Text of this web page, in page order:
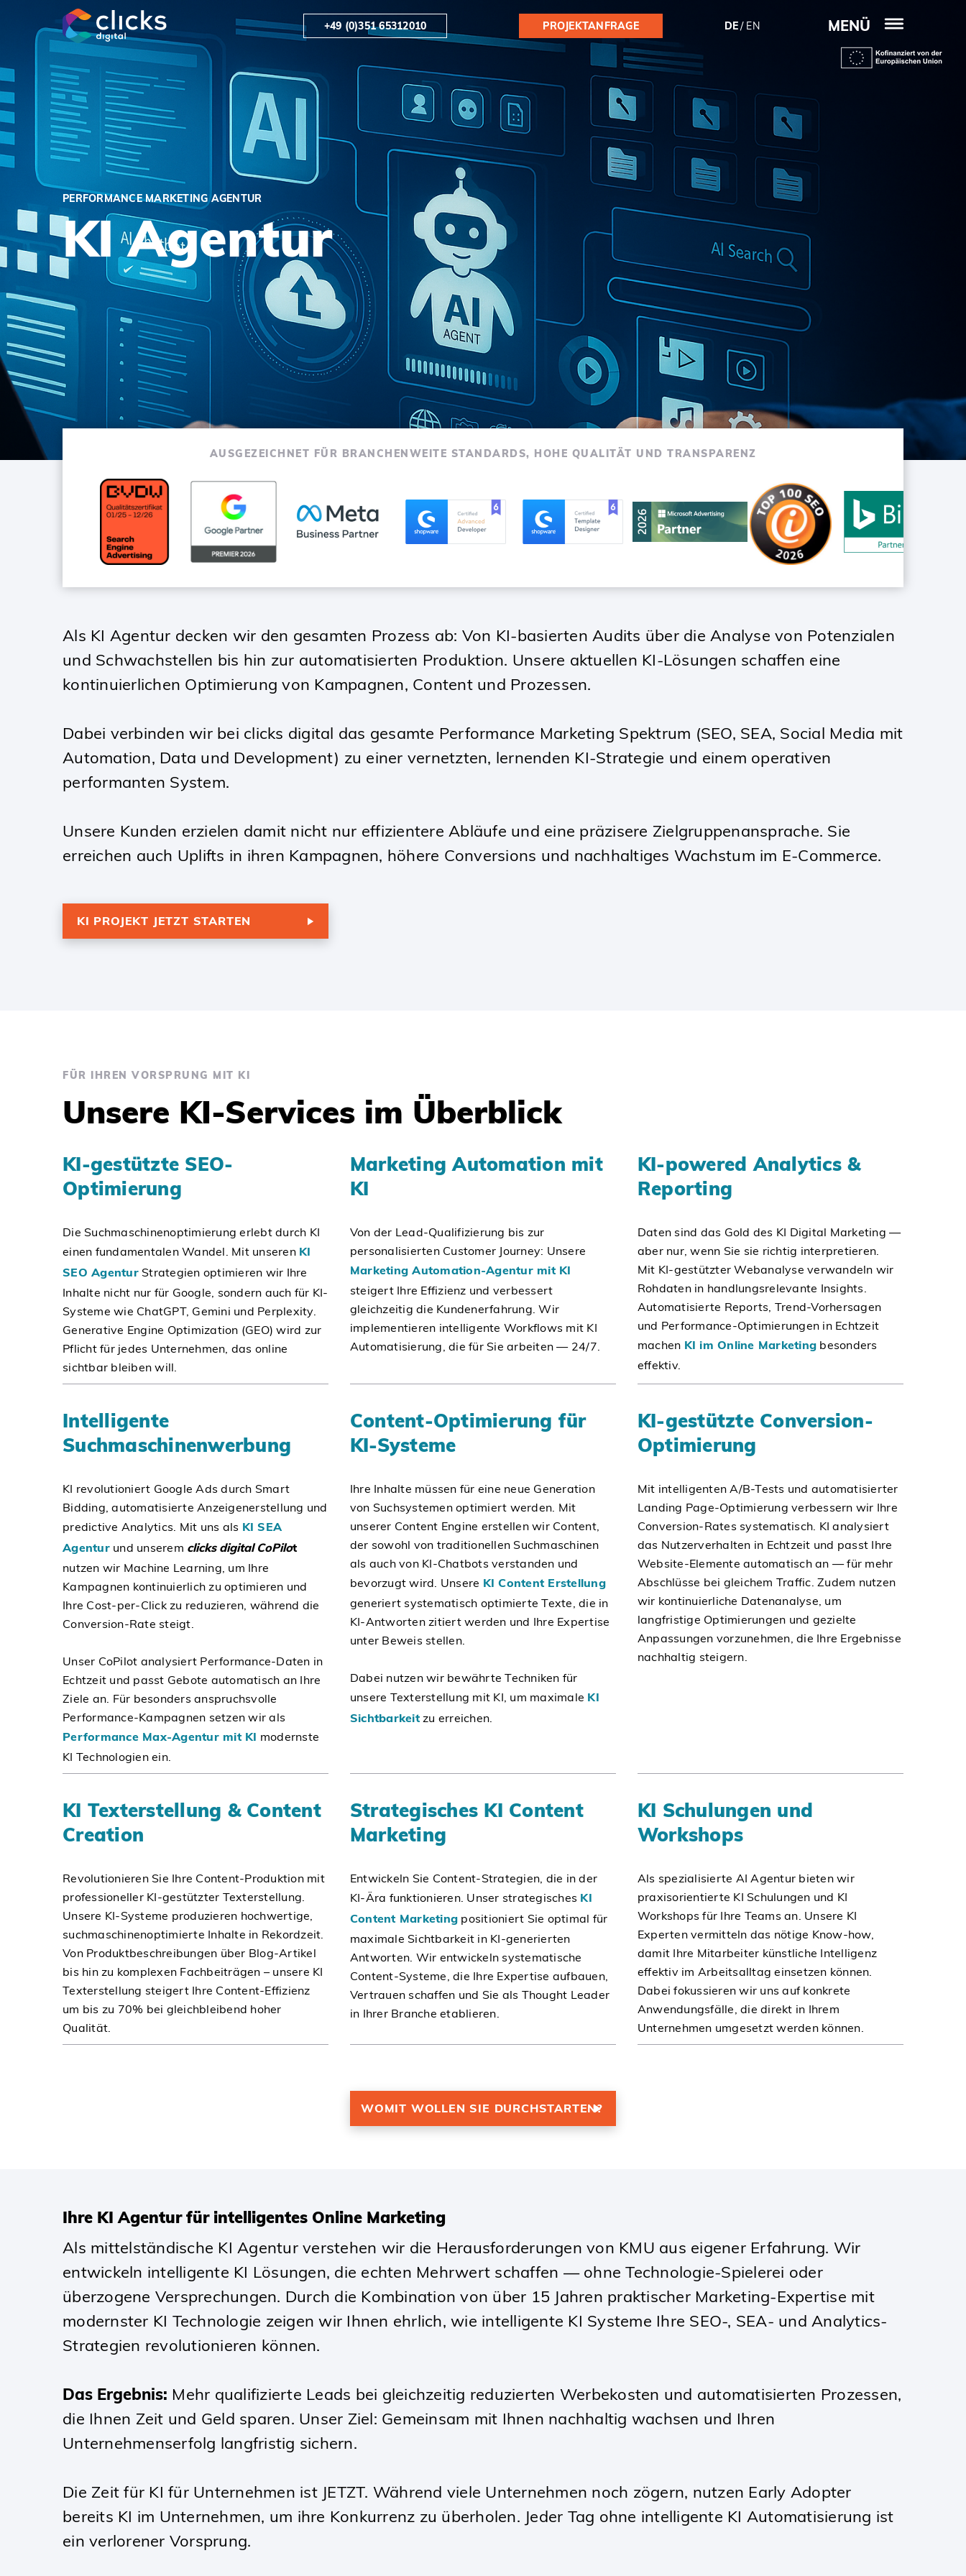
clicks digital
+49 (0)351 65312010 PROJEKTANFRAGE DE EN MENÜ
PERFORMANCE MARKETING AGENTUR
KI Agentur
AUSGEZEICHNET FÜR BRANCHENWEITE STANDARDS, HOHE QUALITÄT UND TRANSPARENZ
Als KI Agentur decken wir den gesamten Prozess ab: Von KI-basierten Audits über die Analyse von Potenzialen
und Schwachstellen bis hin zur automatisierten Produktion. Unsere aktuellen KI-Lösungen schaffen eine
kontinuierlichen Optimierung von Kampagnen, Content und Prozessen.
Dabei verbinden wir bei clicks digital das gesamte Performance Marketing Spektrum (SEO, SEA, Social Media mit
Automation, Data und Development) zu einer vernetzten, lernenden KI-Strategie und einem operativen
performanten System.
Unsere Kunden erzielen damit nicht nur effizientere Abläufe und eine präzisere Zielgruppenansprache. Sie
erreichen auch Uplifts in ihren Kampagnen, höhere Conversions und nachhaltiges Wachstum im E-Commerce.
KI PROJEKT JETZT STARTEN
FÜR IHREN VORSPRUNG MIT KI
Unsere KI-Services im Überblick
KI-gestützte SEO-
Optimierung
Die Suchmaschinenoptimierung erlebt durch KI
einen fundamentalen Wandel. Mit unseren KI
SEO AgenturStrategien optimieren wir Ihre
Inhalte nicht nur für Google, sondern auch für KI-
Systeme wie ChatGPT, Gemini und Perplexity.
Generative Engine Optimization (GEO) wird zur
Pflicht für jedes Unternehmen, das online
sichtbar bleiben will.
Marketing Automation mit
KI
Von der Lead-Qualifizierung bis zur
personalisierten Customer Journey: Unsere
Marketing Automation-Agentur mit KI
steigert Ihre Effizienz und verbessert
gleichzeitig die Kundenerfahrung. Wir
implementieren intelligente Workflows mit KI
Automatisierung, die für Sie arbeiten — 24/7.
KI-powered Analytics &
Reporting
Daten sind das Gold des KI Digital Marketing —
aber nur, wenn Sie sie richtig interpretieren.
Mit KI-gestützter Webanalyse verwandeln wir
Rohdaten in handlungsrelevante Insights.
Automatisierte Reports, Trend-Vorhersagen
und Performance-Optimierungen in Echtzeit
machen KI im Online Marketing besonders
effektiv.
Intelligente
Suchmaschinenwerbung
KI revolutioniert Google Ads durch Smart
Bidding, automatisierte Anzeigenerstellung und
predictive Analytics. Mit uns als KI SEA
Agenturund unserem clicks digital CoPilot
nutzen wir Machine Learning, um Ihre
Kampagnen kontinuierlich zu optimieren und
Ihre Cost-per-Click zu reduzieren, während die
Conversion-Rate steigt.
Unser CoPilot analysiert Performance-Daten in
Echtzeit und passt Gebote automatisch an Ihre
Ziele an. Für besonders anspruchsvolle
Performance-Kampagnen setzen wir als
Performance Max-Agentur mit KI modernste
KI Technologien ein.
Content-Optimierung für
KI-Systeme
Ihre Inhalte müssen für eine neue Generation
von Suchsystemen optimiert werden. Mit
unserer Content Engine erstellen wir Content,
der sowohl von traditionellen Suchmaschinen
als auch von KI-Chatbots verstanden und
bevorzugt wird. Unsere KI Content Erstellung
generiert systematisch optimierte Texte, die in
KI-Antworten zitiert werden und Ihre Expertise
unter Beweis stellen.
Dabei nutzen wir bewährte Techniken für
unsere Texterstellung mit KI, um maximale KI
Sichtbarkeitzu erreichen.
KI-gestützte Conversion-
Optimierung
Mit intelligenten A/B-Tests und automatisierter
Landing Page-Optimierung verbessern wir Ihre
Conversion-Rates systematisch. KI analysiert
das Nutzerverhalten in Echtzeit und passt Ihre
Website-Elemente automatisch an — für mehr
Abschlüsse bei gleichem Traffic. Zudem nutzen
wir kontinuierliche Datenanalyse, um
langfristige Optimierungen und gezielte
Anpassungen vorzunehmen, die Ihre Ergebnisse
nachhaltig steigern.
KI Texterstellung & Content
Creation
Revolutionieren Sie Ihre Content-Produktion mit
professioneller KI-gestützter Texterstellung.
Unsere KI-Systeme produzieren hochwertige,
suchmaschinenoptimierte Inhalte in Rekordzeit.
Von Produktbeschreibungen über Blog-Artikel
bis hin zu komplexen Fachbeiträgen – unsere KI
Texterstellung steigert Ihre Content-Effizienz
um bis zu 70% bei gleichbleibend hoher
Qualität.
Strategisches KI Content
Marketing
Entwickeln Sie Content-Strategien, die in der
KI-Ära funktionieren. Unser strategisches KI
Content Marketing positioniert Sie optimal für
maximale Sichtbarkeit in KI-generierten
Antworten. Wir entwickeln systematische
Content-Systeme, die Ihre Expertise aufbauen,
Vertrauen schaffen und Sie als Thought Leader
in Ihrer Branche etablieren.
KI Schulungen und
Workshops
Als spezialisierte AI Agentur bieten wir
praxisorientierte KI Schulungen und KI
Workshops für Ihre Teams an. Unsere KI
Experten vermitteln das nötige Know-how,
damit Ihre Mitarbeiter künstliche Intelligenz
effektiv im Arbeitsalltag einsetzen können.
Dabei fokussieren wir uns auf konkrete
Anwendungsfälle, die direkt in Ihrem
Unternehmen umgesetzt werden können.
WOMIT WOLLEN SIE DURCHSTARTEN?
Ihre KI Agentur für intelligentes Online Marketing
Als mittelständische KI Agentur verstehen wir die Herausforderungen von KMU aus eigener Erfahrung. Wir
entwickeln intelligente KI Lösungen, die echten Mehrwert schaffen — ohne Technologie-Spielerei oder
überzogene Versprechungen. Durch die Kombination von über 15 Jahren praktischer Marketing-Expertise mit
modernster KI Technologie zeigen wir Ihnen ehrlich, wie intelligente KI Systeme Ihre SEO-, SEA- und Analytics-
Strategien revolutionieren können.
Das Ergebnis: Mehr qualifizierte Leads bei gleichzeitig reduzierten Werbekosten und automatisierten Prozessen,
die Ihnen Zeit und Geld sparen. Unser Ziel: Gemeinsam mit Ihnen nachhaltig wachsen und Ihren
Unternehmenserfolg langfristig sichern.
Die Zeit für KI für Unternehmen ist JETZT. Während viele Unternehmen noch zögern, nutzen Early Adopter
bereits KI im Unternehmen, um ihre Konkurrenz zu überholen. Jeder Tag ohne intelligente KI Automatisierung ist
ein verlorener Vorsprung.